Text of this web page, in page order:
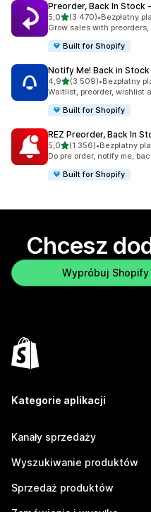
Preorder, Back In Stock
5,0na 5 gwiazdek
(3 470)
Łączna liczba recenzji:
•Bezpłatny
Grow sales with
Built for Shopify
Notify Me! Back in
4,9na 5 gwiazdek
(3 509)
Łączna liczba recenzji:
•Bezpłatny
Waitlist, preorder, wishlist
Built for Shopify
REZ Preorder, Back In
5,0na 5 gwiazdek
(1 356)
Łączna liczba recenzji:
•Bezpłatny
Do pre order, notify me,
Built for Shopify
Chcesz
Wypróbuj
Kategorie aplikacji
Kanały sprzedaży
Wyszukiwanie produktów
Sprzedaż produktów